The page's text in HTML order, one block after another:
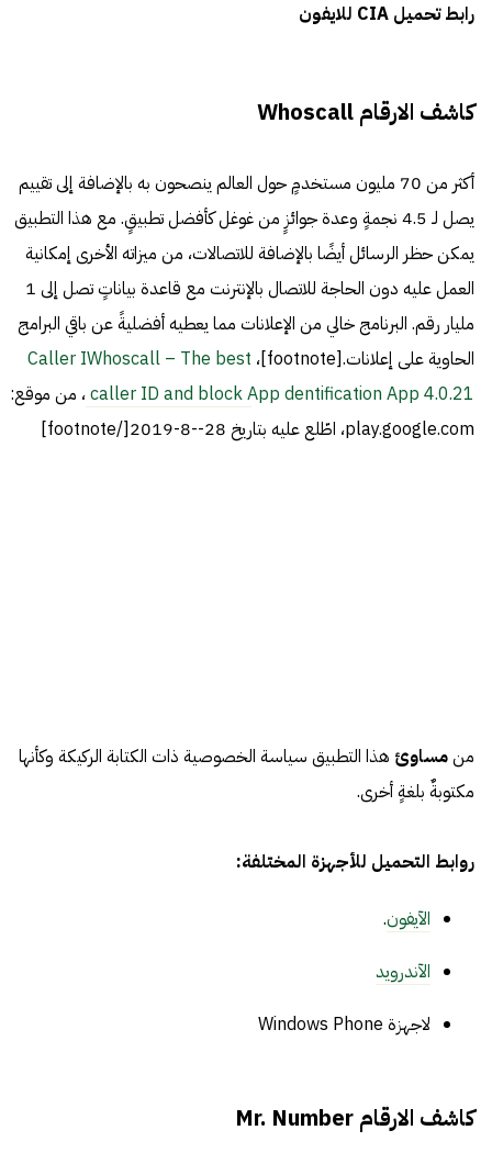
رابط تحميل CIA
للايفون
كاشف الارقام Whoscall
أكثر من 70 مليون مستخدمٍ حول العالم ينصحون به بالإضافة إلى تقييم
يصل لـ 4.5 نجمةٍ وعدة جوائزٍ من غوغل كأفضل تطبيقٍ. مع هذا التطبيق
يمكن حظر الرسائل أيضًا بالإضافة للاتصالات، من ميزاته الأخرى إمكانية
العمل عليه دون الحاجة للاتصال بالإنترنت مع قاعدة بياناتٍ تصل إلى 1
مليار رقم. البرنامج خالي من الإعلانات مما يعطيه أفضليةً عن باقي البرامج
الحاوية على إعلانات.[footnote]،
Caller IWhoscall – The best
caller ID and block App dentification App 4.0.21، من موقع:
play.google.com، اطّلع عليه بتاريخ 28--8-2019[/footnote]
منمساوئ هذا التطبيق سياسة الخصوصية ذات الكتابة الركيكة وكأنها
مكتوبةٌ بلغةٍ أخرى.
روابط التحميل للأجهزة المختلفة:
الآيفون.
الآندرويد
لاجهزة Windows Phone
كاشف الارقام Mr. Number